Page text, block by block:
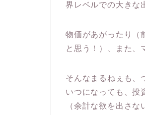
界レベルでの大きな
物価があがったり（
と思う！）、また、
そんなまるねぇも、
いつになっても、投
（余計な欲を出さ